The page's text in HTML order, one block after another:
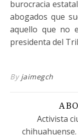
burocracia
abogados que
aquello que no
presidenta del
By jaimegch
Activista